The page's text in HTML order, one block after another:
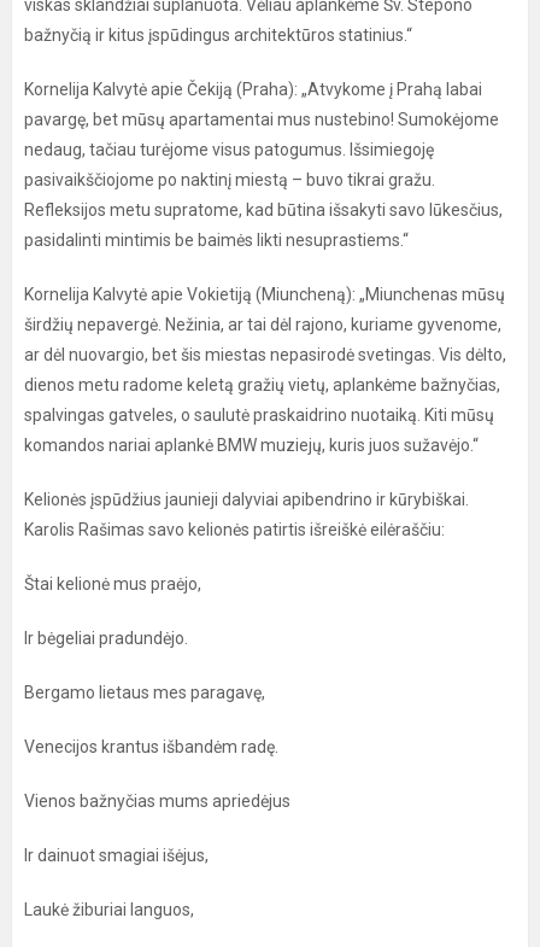
viskas sklandžiai suplanuota. Vėliau aplankėme Šv. Stepono
bažnyčią ir kitus įspūdingus architektūros statinius.“
Kornelija Kalvytė apie Čekiją (Praha): „Atvykome į Prahą labai
pavargę, bet mūsų apartamentai mus nustebino! Sumokėjome
nedaug, tačiau turėjome visus patogumus. Išsimiegoję
pasivaikščiojome po naktinį miestą – buvo tikrai gražu.
Refleksijos metu supratome, kad būtina išsakyti savo lūkesčius,
pasidalinti mintimis be baimės likti nesuprastiems.“
Kornelija Kalvytė apie Vokietiją (Miuncheną): „Miunchenas mūsų
širdžių nepavergė. Nežinia, ar tai dėl rajono, kuriame gyvenome,
ar dėl nuovargio, bet šis miestas nepasirodė svetingas. Vis dėlto,
dienos metu radome keletą gražių vietų, aplankėme bažnyčias,
spalvingas gatveles, o saulutė praskaidrino nuotaiką. Kiti mūsų
komandos nariai aplankė BMW muziejų, kuris juos sužavėjo.“
Kelionės įspūdžius jaunieji dalyviai apibendrino ir kūrybiškai.
Karolis Rašimas savo kelionės patirtis išreiškė eilėraščiu:
Štai kelionė mus praėjo,
Ir bėgeliai pradundėjo.
Bergamo lietaus mes paragavę,
Venecijos krantus išbandėm radę.
Vienos bažnyčias mums apriedėjus
Ir dainuot smagiai išėjus,
Laukė žiburiai languos,